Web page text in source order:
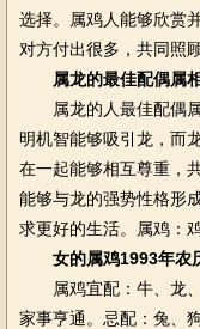
选择。属鸡人能够欣赏
对方付出很多，共同照
属龙的最佳配偶属
属龙的人最佳配偶属
明机智能够吸引龙，而
在一起能够相互尊重，
能够与龙的强势性格形
求更好的生活。属鸡：
女的属鸡1993年农
属鸡宜配：牛、龙、
家事亨通。忌配：兔、